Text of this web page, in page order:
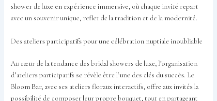
shower de luxe en expérience immersive, où chaque invité repart
avec un souvenir unique, reflet de la tradition et de la modernité.
Des ateliers participatifs pour une célébration nuptiale inoubliable
Au cœur de la tendance des bridal showers de luxe, l’organisation
d’ateliers participatifs se révèle être l’une des clés du succès. Le
Bloom Bar, avec ses ateliers floraux interactifs, offre aux invités la
possibilité de composer leur propre bouquet, tout en partageant